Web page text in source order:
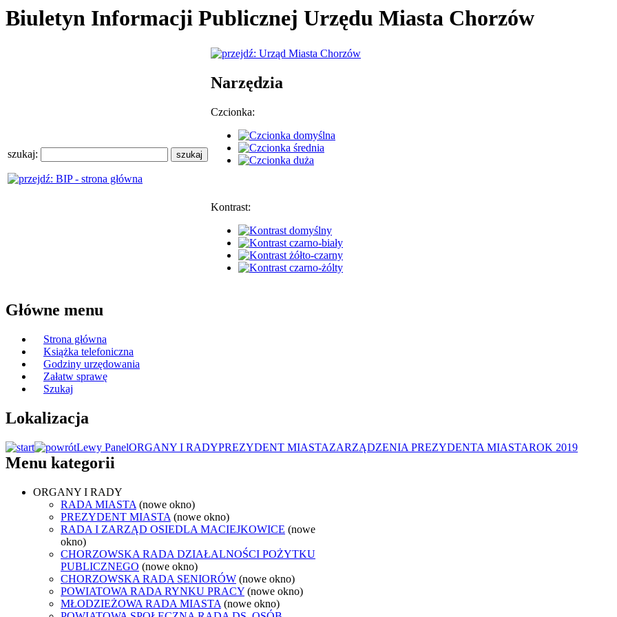
Biuletyn Informacji Publicznej Urzędu Miasta Chorzów
szukaj:
Narzędzia
Czcionka:
Kontrast:
Główne menu
Strona główna
Książka telefoniczna
Godziny urzędowania
Załatw sprawę
Szukaj
Lokalizacja
Lewy PanelORGANY I RADYPREZYDENT MIASTAZARZĄDZENIA PREZYDENTA MIASTAROK 2019
Menu kategorii
ORGANY I RADY
RADA MIASTA (nowe okno)
PREZYDENT MIASTA (nowe okno)
RADA I ZARZĄD OSIEDLA MACIEJKOWICE (nowe
okno)
CHORZOWSKA RADA DZIAŁALNOŚCI POŻYTKU
PUBLICZNEGO (nowe okno)
CHORZOWSKA RADA SENIORÓW (nowe okno)
POWIATOWA RADA RYNKU PRACY (nowe okno)
MŁODZIEŻOWA RADA MIASTA (nowe okno)